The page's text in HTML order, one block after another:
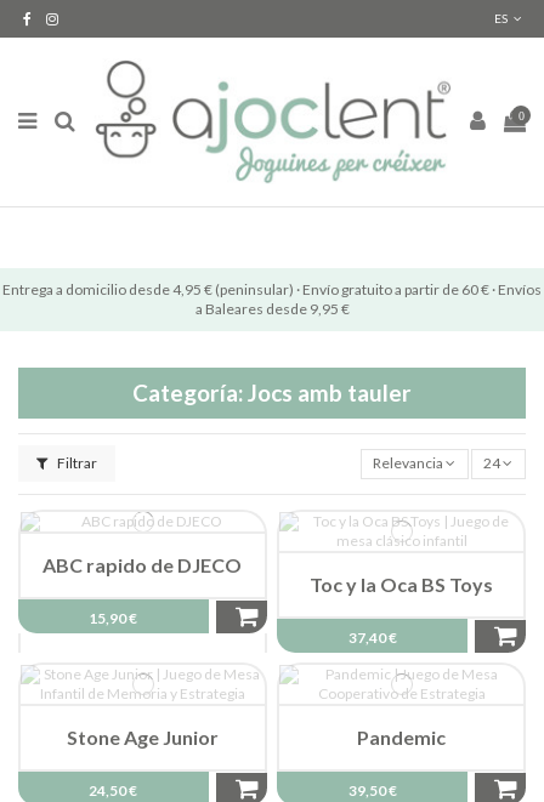
ES
0
Entrega a domicilio desde 4,95 € (peninsular) · Envío gratuito a partir de 60 € · Envíos
a Baleares desde 9,95 €
Categoría: Jocs amb tauler
Filtrar Relevancia 24
ABC rapido de DJECO
15,90 €
Toc y la Oca BS Toys
37,40 €
Stone Age Junior
24,50 €
Pandemic
39,50 €